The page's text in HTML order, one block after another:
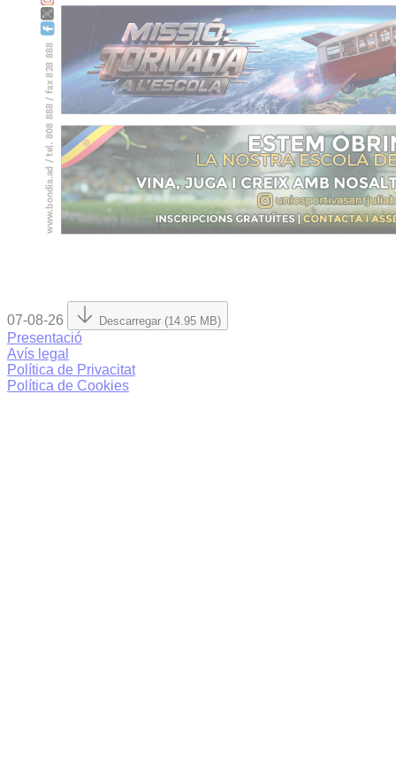
07-08-26 Descarregar (14.95 MB)
Presentació
Avís legal
Política de Privacitat
Política de Cookies